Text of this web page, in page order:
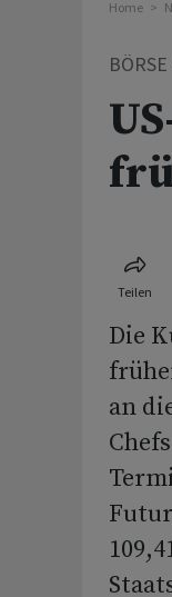
Home
Teilen
Die
an